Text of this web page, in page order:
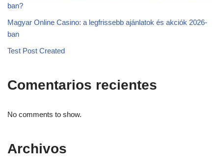
ban?
Magyar Online Casino: a legfrissebb ajánlatok és akciók 2026-
ban
Test Post Created
Comentarios recientes
No comments to show.
Archivos